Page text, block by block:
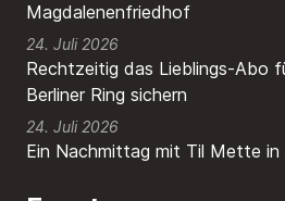
Magdalenenfriedhof
Rechtzeitig das Lieblings-Abo
Berliner Ring sichern
24. Juli 2026
Ein Nachmittag mit Til Mette in
24. Juli 2026